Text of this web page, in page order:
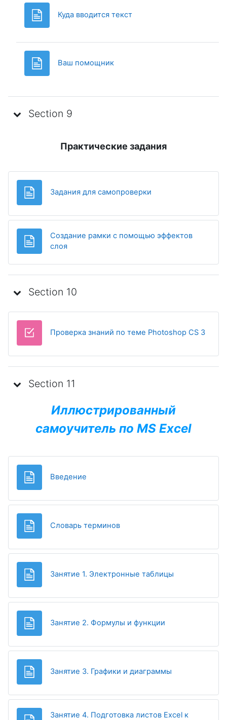
Куда вводится текстPage
Ваш помощникPage
Section 9
Практические задания
Задания для самопроверки
Создание рамки с помощью эффектов
слоя
Section 10
Проверка знаний по теме Photoshop CS 3Test
Section 11
Иллюстрированный
самоучитель по MS Excel
Введение
Словарь терминовPage
Занятие 1. Электронные таблицы
Занятие 2. Формулы и функции
Занятие 3. Графики и диаграммы
Занятие 4. Подготовка листов Excel к